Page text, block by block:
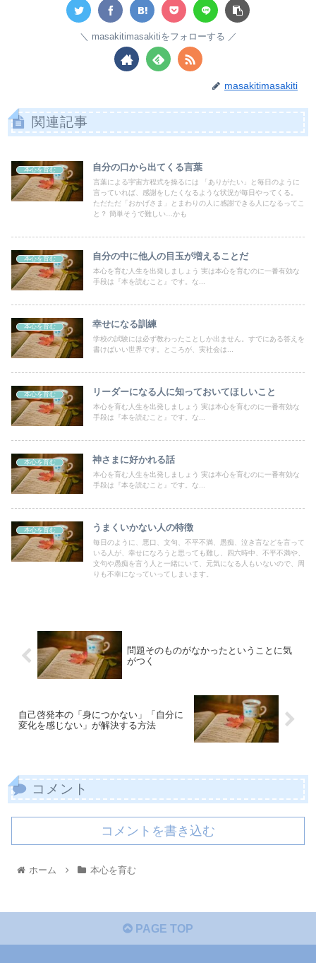
masakitimasakitiをフォローする
masakitimasakiti
関連記事
本心を育む 自分の口から出てくる言葉
言葉による宇宙方程式を操るには 「ありがたい」と毎日のように
言っていれば、感謝をしたくなるような状況が毎日やってくる。
ただただ「おかげさま」とまわりの人に感謝できる人になるってこ
と？ 簡単そうで難しい…かも
本心を育む 自分の中に他人の目玉が増えることだ
本心を育む人生を出発しましょう 実は本心を育むのに一番有効な
手段は『本を読むこと』です。な...
本心を育む 幸せになる訓練
学校の試験には必ず教わったことしか出ません。すでにある答えを
書けばいい世界です。ところが、実社会は...
本心を育む リーダーになる人に知っておいてほしいこと
本心を育む人生を出発しましょう 実は本心を育むのに一番有効な
手段は『本を読むこと』です。な...
本心を育む 神さまに好かれる話
本心を育む人生を出発しましょう 実は本心を育むのに一番有効な
手段は『本を読むこと』です。な...
本心を育む うまくいかない人の特徴
毎日のように、悪口、文句、不平不満、愚痴、泣き言などを言って
いる人が、幸せになろうと思っても難し、四六時中、不平不満や、
文句や愚痴を言う人と一緒にいて、元気になる人もいないので、周
りも不幸になっていってしまいます。
問題そのものがなかったということに気
がつく
自己啓発本の「身につかない」「自分に
変化を感じない」が解決する方法
コメント
コメントを書き込む
ホーム 本心を育む
PAGE TOP